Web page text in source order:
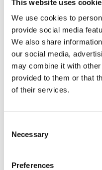
This website uses
We use cookies to
provide social media
We also share
our social media,
may combine it with
provided to them or that
of their services.
Selection
Necessary
Preferences